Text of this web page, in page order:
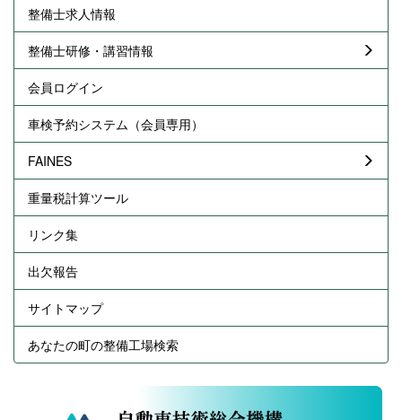
整備士求人情報
整備士研修・講習情報
会員ログイン
車検予約システム（会員専用）
FAINES
重量税計算ツール
リンク集
出欠報告
サイトマップ
あなたの町の整備工場検索